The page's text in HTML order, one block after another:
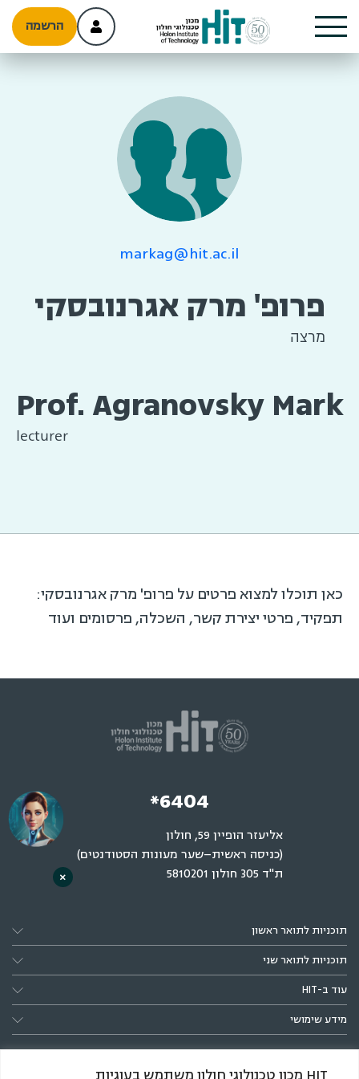
הרשמה
markag@hit.ac.il
פרופ' מרק אגרנובסקי
מרצה
Prof. Agranovsky Mark
lecturer
כאן תוכלו למצוא פרטים על פרופ' מרק אגרנובסקי:
תפקיד, פרטי יצירת קשר, השכלה, פרסומים ועוד
*6404
אליעזר הופיין 59, חולון
(כניסה ראשית–שער מעונות הסטודנטים)
ת"ד 305 חולון 5810201
תוכניות לתואר ראשון
תוכניות לתואר שני
עוד ב-HIT
מידע שימושי
×